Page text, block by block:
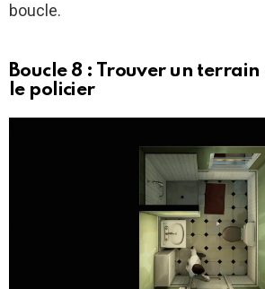
boucle.
Boucle 8 : Trouver un terrain
le policier